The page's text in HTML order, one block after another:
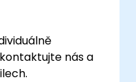
nás a